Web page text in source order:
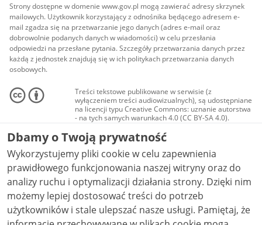
Strony dostępne w domenie www.gov.pl mogą zawierać adresy skrzynek
mailowych. Użytkownik korzystający z odnośnika będącego adresem e-
mail zgadza się na przetwarzanie jego danych (adres e-mail oraz
dobrowolnie podanych danych w wiadomości) w celu przesłania
odpowiedzi na przesłane pytania. Szczegóły przetwarzania danych przez
każdą z jednostek znajdują się w ich politykach przetwarzania danych
osobowych.
Treści tekstowe publikowane w serwisie (z
wyłączeniem treści audiowizualnych), są udostępniane
na licencji typu Creative Commons: uznanie autorstwa
- na tych samych warunkach 4.0 (CC BY-SA 4.0).
Materiały audiowizualne, w tym zdjęcia, materiały
audio i wideo, są udostępniane na licencji typu
Creative Commons: uznanie autorstwa użycie
niekomercyjne - bez utworów zależnych 4.0 (CC BY-
NC-ND 4.0), o ile nie jest to stwierdzone inaczej.
Dbamy o Twoją prywatność
Wykorzystujemy pliki cookie w celu zapewnienia
prawidłowego funkcjonowania naszej witryny oraz do
analizy ruchu i optymalizacji działania strony. Dzięki nim
możemy lepiej dostosować treści do potrzeb
użytkowników i stale ulepszać nasze usługi. Pamiętaj, że